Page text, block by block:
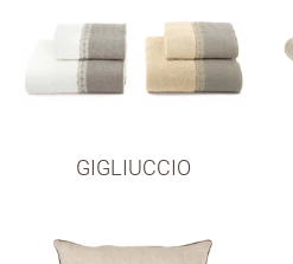
GIGLIUCCIO